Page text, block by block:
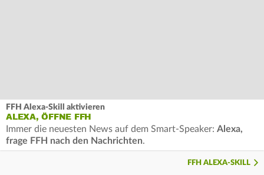
FFH Alexa-Skill aktivieren
ALEXA, ÖFFNE FFH
Immer die neuesten News auf dem Smart-Speaker: Alexa,
frage FFH nach den Nachrichten.
FFH ALEXA-SKILL